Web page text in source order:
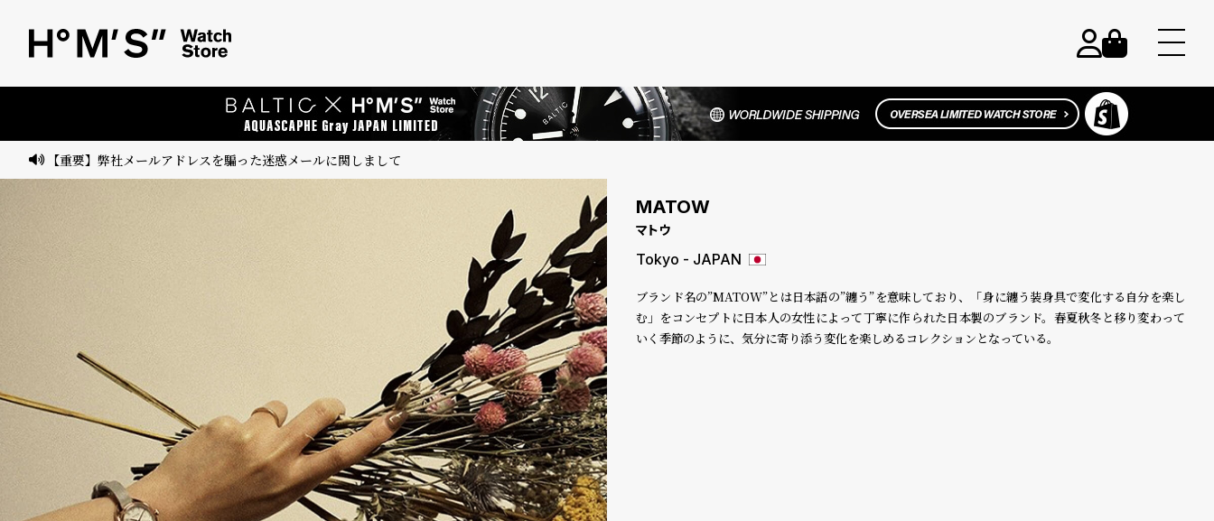
ト
ウ
ン
他
/
【重要】弊社メールアドレスを騙った迷惑メールに関しまして
MATOW
マトウ
Tokyo - JAPAN
ブランド名の”MATOW”とは日本語の”纏う”を意味しており、「身に纏う装身具で変化する自分を楽し
む」をコンセプトに日本人の女性によって丁寧に作られた日本製のブランド。春夏秋冬と移り変わって
いく季節のように、気分に寄り添う変化を楽しめるコレクションとなっている。